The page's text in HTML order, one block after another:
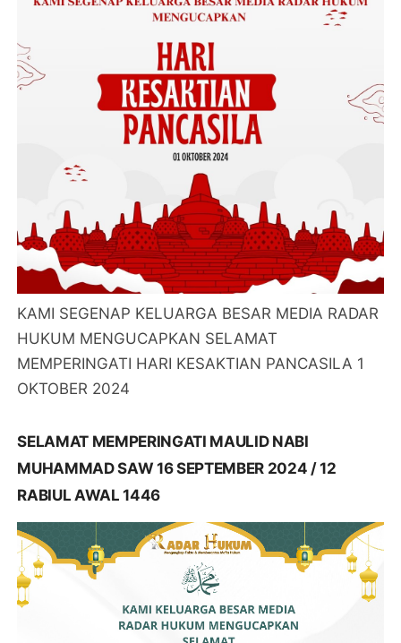
KAMI SEGENAP KELUARGA BESAR MEDIA RADAR
HUKUM MENGUCAPKAN SELAMAT
MEMPERINGATI HARI KESAKTIAN PANCASILA 1
OKTOBER 2024
SELAMAT MEMPERINGATI MAULID NABI
MUHAMMAD SAW 16 SEPTEMBER 2024 / 12
RABIUL AWAL 1446